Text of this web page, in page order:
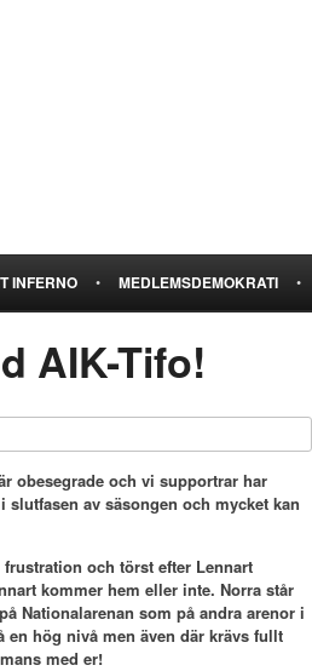
INFERNO • MEDLEMSDEMOKRATI •
AIK-Tifo!
obesegrade och vi supportrar har
av säsongen och mycket kan
och törst efter Lennart
kommer hem eller inte. Norra står
Nationalarenan som på andra arenor i
en hög nivå men även där krävs fullt
med er!